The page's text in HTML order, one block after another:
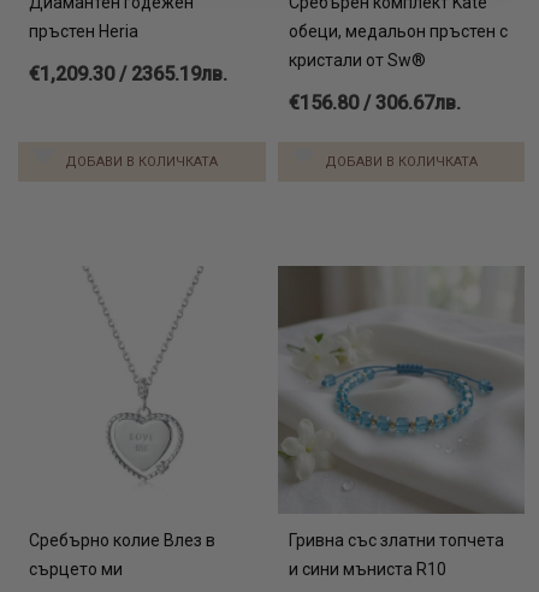
пръстен Heria
€1,209.30 / 2365.19лв.
ДОБАВИ В КОЛИЧКАТА
обеци, медальон пръстен с
кристали от Sw®
€156.80 / 306.67лв.
ДОБАВИ В КОЛИЧКАТА
Сребърно колие Влез в
сърцето ми
Гривна със златни топчета
и сини мъниста R10